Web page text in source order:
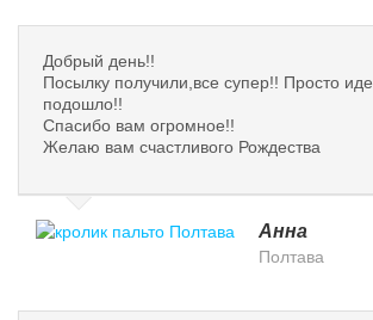
Добрый день!!
Посылку получили,все супер!! Просто
подошло!!
Спасибо вам огромное!!
Желаю вам счастливого Рождества
Анна
Полтава